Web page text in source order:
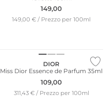
149,00
149,00 € / Prezzo per 100ml
DIOR
Miss Dior Essence de Parfum 35ml
109,00
311,43 € / Prezzo per 100ml